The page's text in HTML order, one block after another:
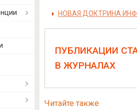
НОВАЯ ДОКТРИНА
ПУБЛИКАЦИИ
В ЖУРНАЛАХ
Читайте также